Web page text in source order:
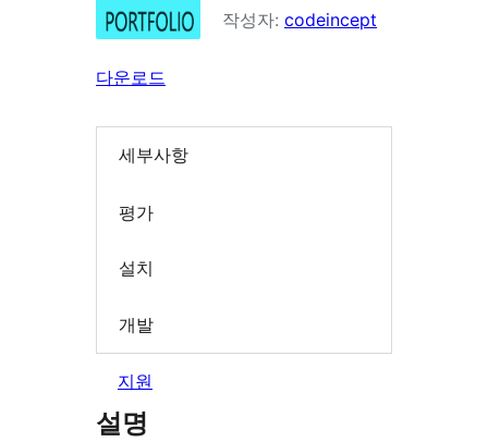
작성자: codeincept
다운로드
세부사항
평가
설치
개발
지원
설명